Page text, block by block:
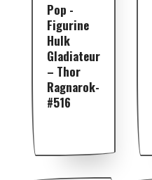
Pop -
Figurine
Hulk
Gladiateur
– Thor
Ragnarok-
#516